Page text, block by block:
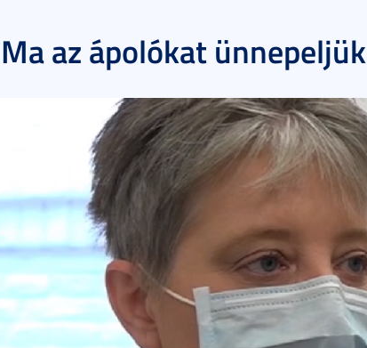
Ma az ápolókat ünnepeljük